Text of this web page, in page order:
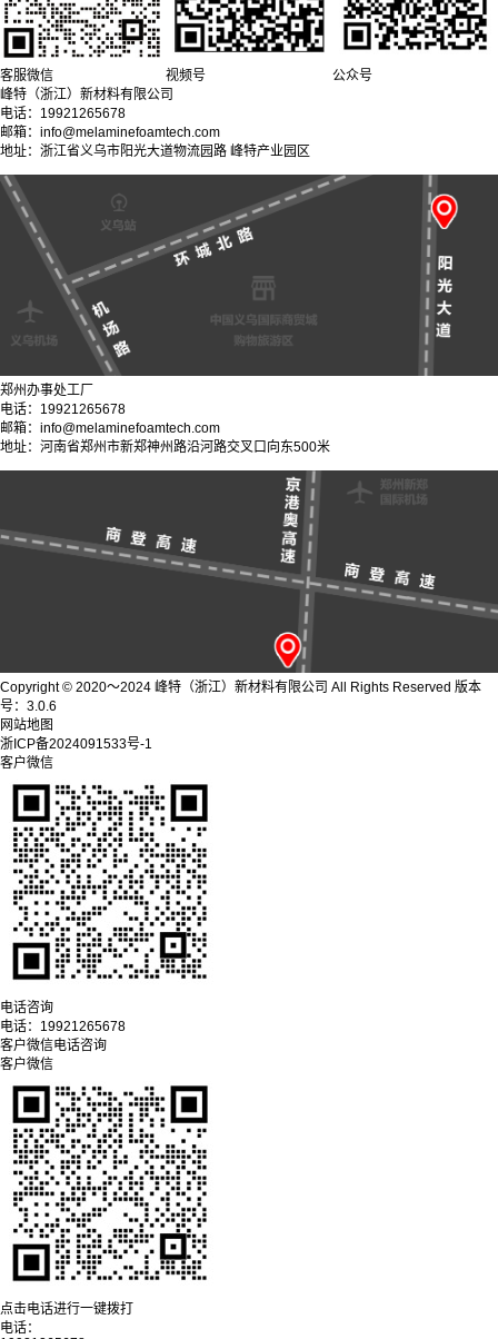
客服微信 视频号
公众号
峰特（浙江）新材料有限公司
电话：19921265678
邮箱：info@melaminefoamtech.com
地址：浙江省义乌市阳光大道物流园路 峰特产业园区
郑州办事处工厂
电话：19921265678
邮箱：info@melaminefoamtech.com
地址：河南省郑州市新郑神州路沿河路交叉口向东500米
Copyright © 2020～2024 峰特（浙江）新材料有限公司 All Rights Reserved 版本
号：3.0.6
网站地图
浙ICP备2024091533号-1
客户微信
电话咨询
电话： 19921265678
客户微信电话咨询
客户微信
点击电话进行一键拨打
电话：